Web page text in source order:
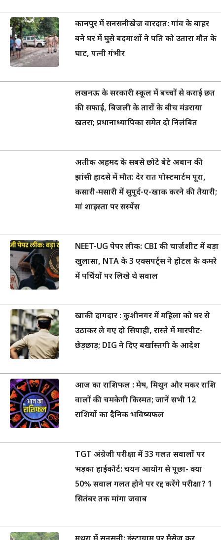
कानपुर में सनसनीखेज वारदात: गांव के बाहर
बने घर में घुसे बदमाशों ने पति को उतारा मौत के
घाट, पत्नी गंभीर
लखनऊ के सरकारी स्कूल में बच्चों से कराई छत
की सफाई, बिजली के तारों के बीच मंडराया
खतरा; प्रधानाध्यापिका समेत दो निलंबित
अतीक अहमद के सबसे छोटे बेटे अबान की
झांसी हादसे में मौत: देर रात पोस्टमार्टम पूरा,
कसारी-मसारी में सुपुर्द-ए-खाक करने की तैयारी;
मां शाइस्ता पर सस्पेंस
NEET-UG पेपर लीक: CBI की चार्जशीट में बड़ा
खुलासा, NTA के 3 एक्सपर्ट्स ने होटल के कमरे
में पर्चियों पर लिखे थे सवाल
खाकी दागदार : कुशीनगर में महिला को घर से
उठाकर ले गए दो सिपाही, रास्ते में मारपीट-
छेड़छाड़; DIG ने दिए बर्खास्तगी के आदेश
आज का राशिफल : मेष, मिथुन और मकर राशि
वालों की चमकेगी किस्मत; जानें सभी 12
राशियों का दैनिक भविष्यफल
TGT अंग्रेजी परीक्षा में 33 गलत सवालों पर
भड़का हाईकोर्ट: चयन आयोग से पूछा- क्या
50% सवाल गलत होने पर रद्द करेंगे परीक्षा? 1
सितंबर तक मांगा जवाब